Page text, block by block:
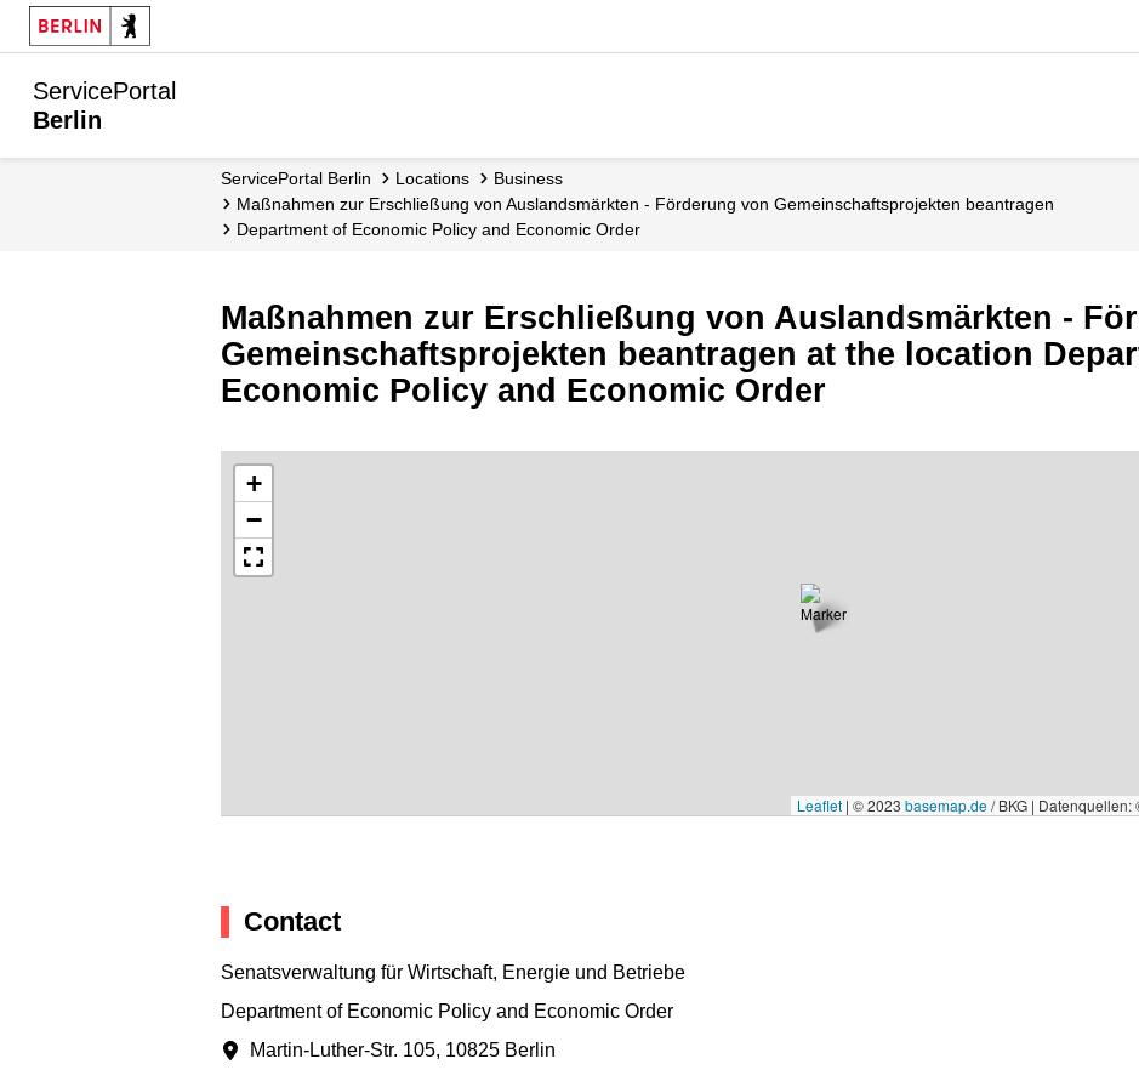
ServicePortal
Berlin
ServicePortal Berlin Locations
Business
Maßnahmen zur Erschließung von Auslandsmärkten - Förderung von Gemeinschaftsprojekten beantragen
Department of Economic Policy and Economic Order
Maßnahmen zur Erschließung von Auslandsmärkten -
Gemeinschaftsprojekten beantragen at the location
Economic Policy and Economic Order
+
−
Leaflet | © 2023 basemap.de/ BKG | Datenquellen:
Contact
Senatsverwaltung für Wirtschaft, Energie und Betriebe
Department of Economic Policy and Economic Order
Martin-Luther-Str. 105, 10825 Berlin